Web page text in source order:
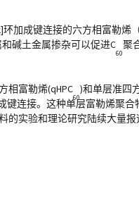
加成键连接的六方相富勒烯
碱土金属掺杂可以促进C
60
聚
相富勒烯(qHPC
60
)和单层准四
连接。这种单层富勒烯聚
实验和理论研究陆续大量